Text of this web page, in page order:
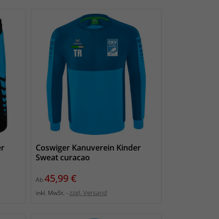
Coswiger Kanuverein Kinder
Sweat curacao
AbPreis
45,99 €
inkl. MwSt. zzgl. Versand